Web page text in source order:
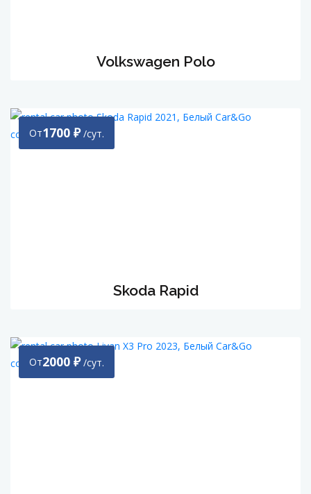
Volkswagen Polo
Skoda Rapid
От1700 ₽ /сут.
От2000 ₽ /сут.